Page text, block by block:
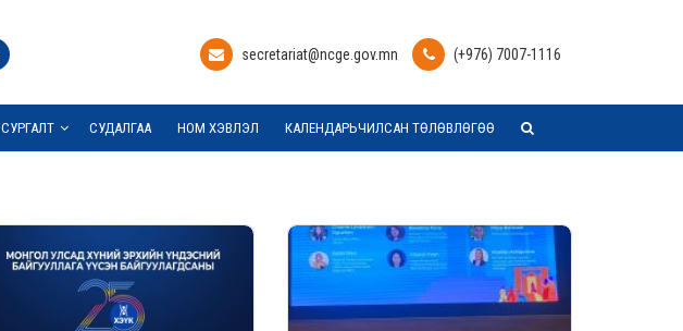
secretariat@ncge.gov.mn (+976) 7007-1116
СУРГАЛТ СУДАЛГАА НОМ ХЭВЛЭЛ КАЛЕНДАРЬЧИЛСАН ТӨЛӨВЛӨГӨӨ